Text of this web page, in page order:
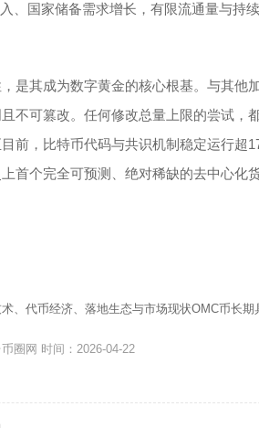
、国家储备需求增长，有限流通量与持
是其成为数字黄金的核心根基。与其他
不可篡改。任何修改总量上限的尝试，
前，比特币代码与共识机制稳定运行超
首个完全可预测、绝对稀缺的去中心化货
、代币经济、落地生态与市场现状OMC币长
圈网 时间：2026-04-22